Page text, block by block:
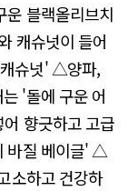
운 블랙올리브치
캐슈넛이 들어
캐슈넛' △양파,
'돌에 구운 어
향긋하고 고급
바질 베이글' △
소하고 건강하